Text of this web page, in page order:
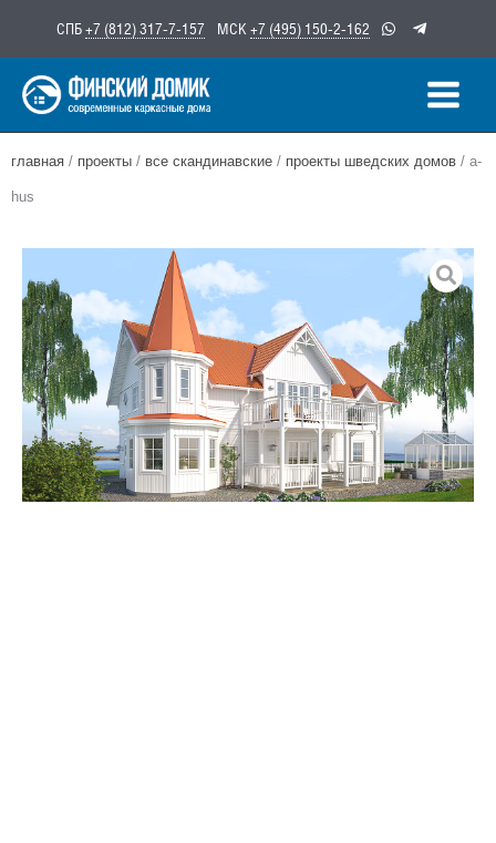
содержимому
СПБ+7 (812) 317-7-157 МСК +7 (495) 150-2-162
главная / проекты / все скандинавские / проекты шведских домов / a-
hus